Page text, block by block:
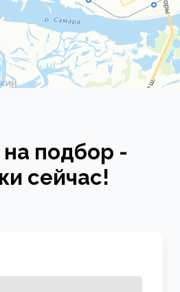
на подбор -
сейчас!